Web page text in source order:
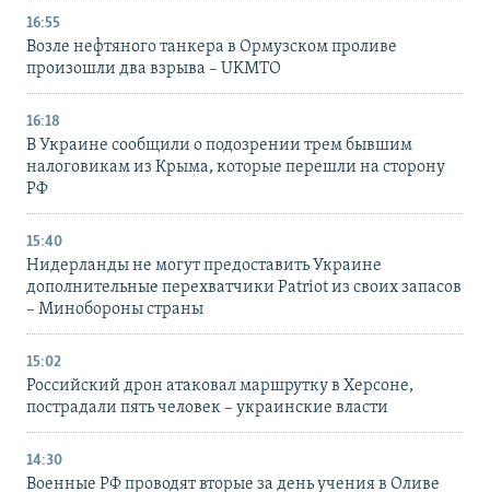
16:55
Возле нефтяного танкера в Ормузском проливе
произошли два взрыва – UKMTO
16:18
В Украине сообщили о подозрении трем бывшим
налоговикам из Крыма, которые перешли на сторону
РФ
15:40
Нидерланды не могут предоставить Украине
дополнительные перехватчики Patriot из своих запасов
– Минобороны страны
15:02
Российский дрон атаковал маршрутку в Херсоне,
пострадали пять человек – украинские власти
14:30
Военные РФ проводят вторые за день учения в Оливе